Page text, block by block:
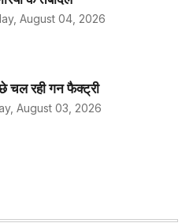
August 04, 2026
चल रही गन फैक्ट्री
August 03, 2026